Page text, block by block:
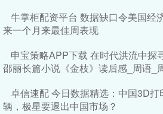
牛掌柜配资平台 数据缺口令美国经
来一个月来最佳周表现
申宝策略APP下载 在时代洪流中探
邵丽长篇小说《金枝》读后感_周语_
卓信速配 今日数据精选：中国3D
辆，极星要退出中国市场？